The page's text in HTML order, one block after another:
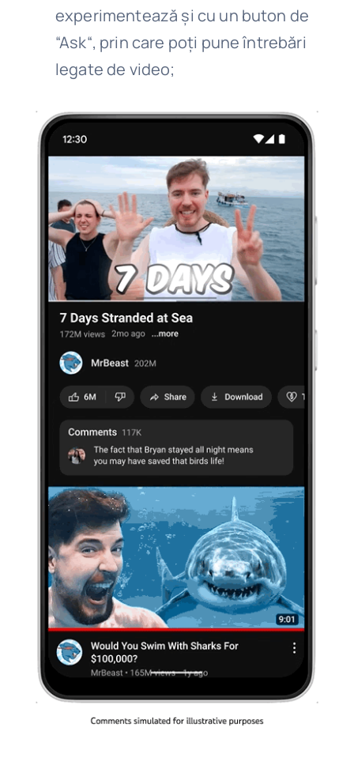
experimentează și cu un buton de
“Ask“, prin care poți pune întrebări
legate de video;